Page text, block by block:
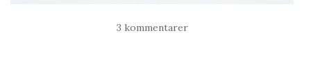
3 kommentarer